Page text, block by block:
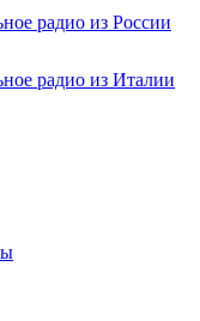
радио из России
радио из Италии